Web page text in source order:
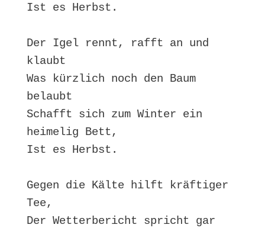
Ist es Herbst.
Der Igel rennt, rafft an und
klaubt
Was kürzlich noch den Baum
belaubt
Schafft sich zum Winter ein
heimelig Bett,
Ist es Herbst.
Gegen die Kälte hilft kräftiger
Tee,
Der Wetterbericht spricht gar